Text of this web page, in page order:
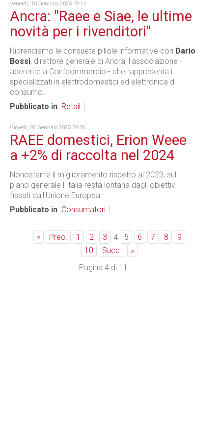
Venerdì, 10 Gennaio 2025 09:14
Ancra: "Raee e Siae, le ultime
novità per i rivenditori"
Riprendiamo le consuete pillole informative con Dario
Bossi, direttore generale di Ancra, l'associazione -
aderente a Confcommercio - che rappresenta i
specializzati in elettrodomestici ed elettronica di
consumo.
Pubblicato in Retail
Giovedì, 09 Gennaio 2025 09:36
RAEE domestici, Erion Weee
a +2% di raccolta nel 2024
Nonostante il miglioramento rispetto al 2023, sul
piano generale l'Italia resta lontana dagli obiettivi
fissati dall'Unione Europea.
Pubblicato in Consumatori
« Prec. 1 2 3 4 5 6 7 8
9
10
Succ.
»
Pagina 4 di 11